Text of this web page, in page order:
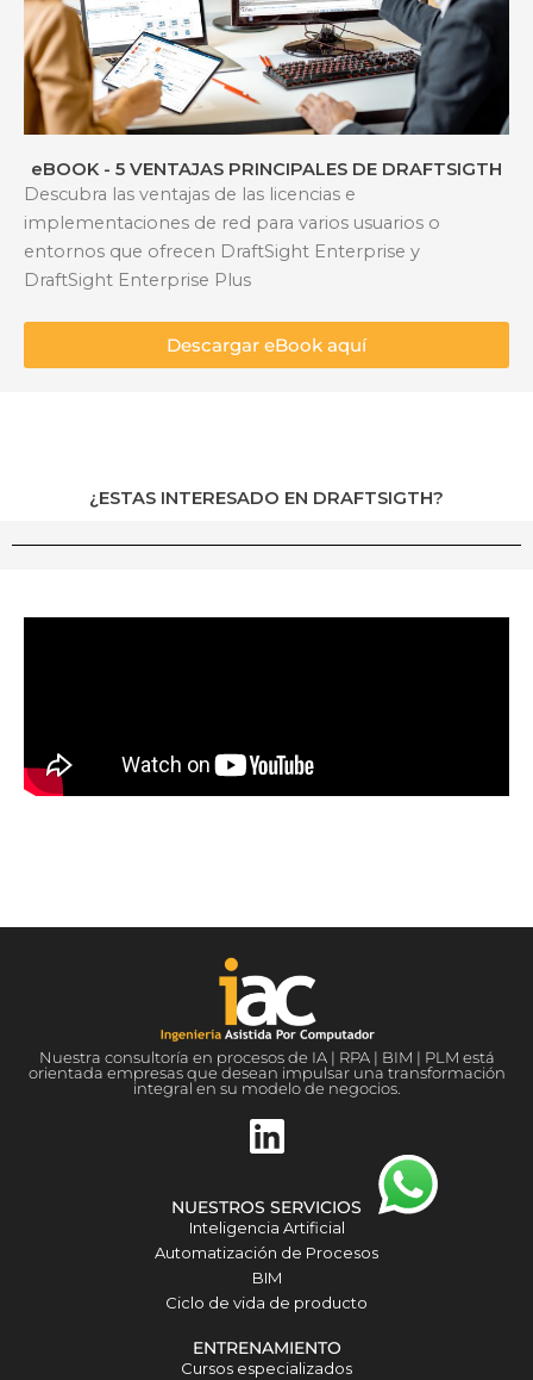
eBOOK - 5 VENTAJAS PRINCIPALES DE DRAFTSIGTH
Descubra las ventajas de las licencias e
implementaciones de red para varios usuarios o
entornos que ofrecen DraftSight Enterprise y
DraftSight Enterprise Plus
Descargar eBook aquí
¿ESTAS INTERESADO EN DRAFTSIGTH?
Nuestra consultoría en procesos de IA | RPA | BIM | PLM está
orientada empresas que desean impulsar una transformación
integral en su modelo de negocios.
L
i
n
k
e
d
i
NUESTROS SERVICIOS
Inteligencia Artificial
Automatización de Procesos
BIM
Ciclo de vida de producto
ENTRENAMIENTO
Cursos especializados